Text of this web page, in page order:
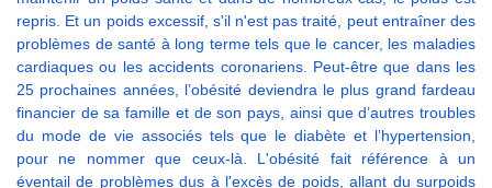
repris. Et un poids excessif, s'il n'est pas traité, peut entraîner des
problèmes de santé à long terme tels que le cancer, les maladies
cardiaques ou les accidents coronariens. Peut-être que dans les
25 prochaines années, l’obésité deviendra le plus grand fardeau
financier de sa famille et de son pays, ainsi que d’autres troubles
du mode de vie associés tels que le diabète et l’hypertension,
pour ne nommer que ceux-là. L'obésité fait référence à un
éventail de problèmes dus à l'excès de poids, allant du surpoids